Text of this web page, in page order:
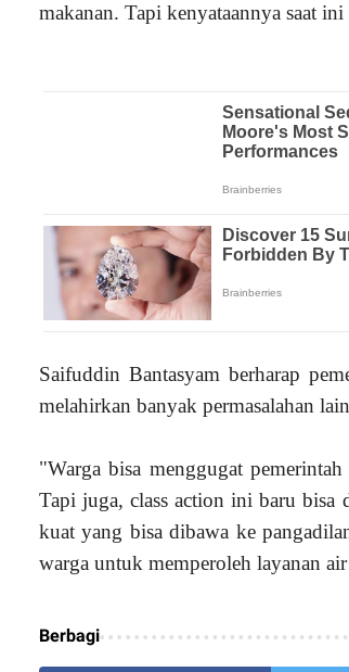
makanan. Tapi kenyataannya saat
Saifuddin Bantasyam berharap
melahirkan banyak permasalahan
"Warga bisa menggugat
Tapi juga, class action ini baru
kuat yang bisa dibawa ke
warga untuk memperoleh layanan
Berbagi